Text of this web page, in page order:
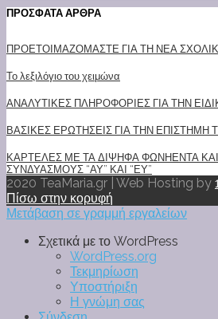
ΠΡΟΣΦΑΤΑ ΑΡΘΡΑ
ΠΡΟΕΤΟΙΜΑΖΟΜΑΣΤΕ ΓΙΑ ΤΗ ΝΕΑ
Το λεξιλόγιο του χειμώνα
ΑΝΑΛΥΤΙΚΕΣ ΠΛΗΡΟΦΟΡΙΕΣ ΓΙΑ ΤΗΝ
ΒΑΣΙΚΕΣ ΕΡΩΤΗΣΕΙΣ ΓΙΑ ΤΗΝ ΕΠΙΣΤΗΜΗ
ΚΑΡΤΕΛΕΣ ΜΕ ΤΑ ΔΙΨΗΦΑ ΦΩΝΗΕΝΤΑ
ΣΥΝΔΥΑΣΜΟΥΣ “ΑΥ” ΚΑΙ “ΕΥ”
2020 TeaMaria.gr | Web Hosting by
Πίσω στην κορυφή
Μετάβαση σε γραμμή εργαλείων
Σχετικά με το WordPress
WordPress.org
Τεκμηρίωση
Υποστήριξη
Η γνώμη σας